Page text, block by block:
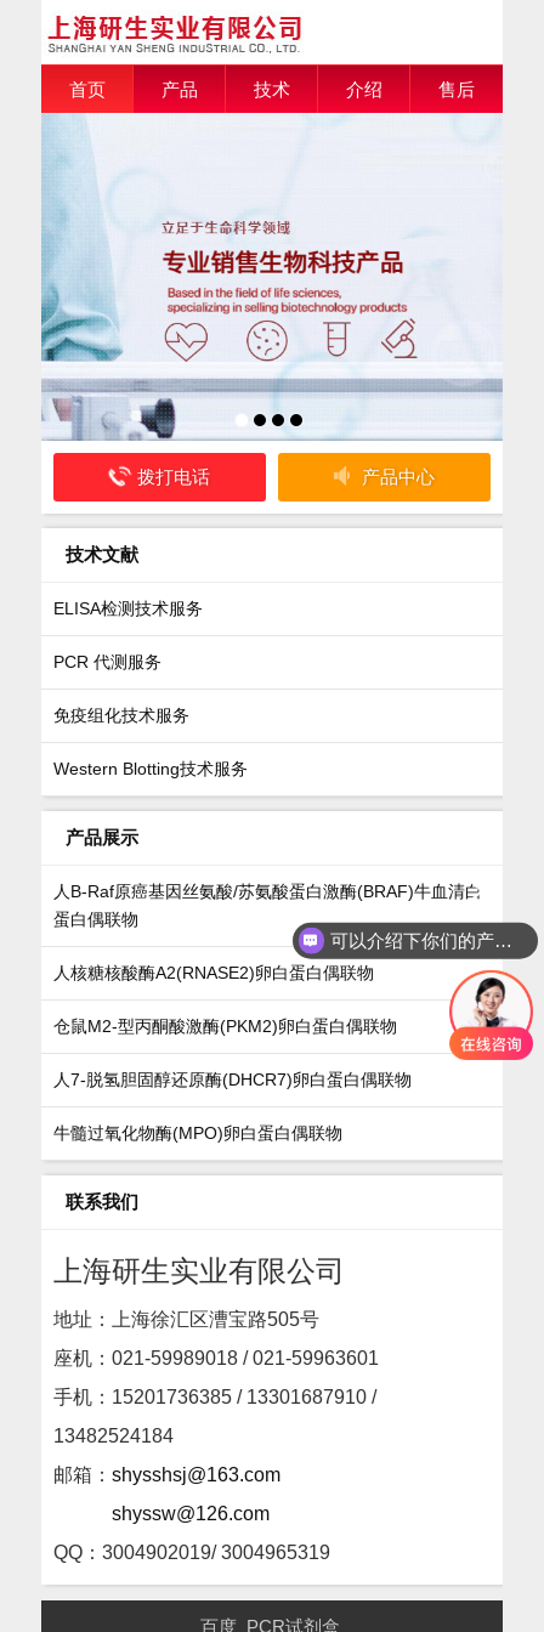
首页 产品 技术 介绍 售后
拨打电话 产品中心
技术文献
ELISA检测技术服务
PCR 代测服务
免疫组化技术服务
Western Blotting技术服务
产品展示
人B-Raf原癌基因丝氨酸/苏氨酸蛋白激酶(BRAF)牛血清白
蛋白偶联物
人核糖核酸酶A2(RNASE2)卵白蛋白偶联物
仓鼠M2-型丙酮酸激酶(PKM2)卵白蛋白偶联物
人7-脱氢胆固醇还原酶(DHCR7)卵白蛋白偶联物
牛髓过氧化物酶(MPO)卵白蛋白偶联物
联系我们
上海研生实业有限公司
地址：上海徐汇区漕宝路505号
座机： 021-59989018 / 021-59963601
手机：15201736385 / 13301687910 /
13482524184
邮箱： shysshsj@163.com
shyssw@126.com
QQ：3004902019/ 3004965319
百度 PCR试剂盒
可以介绍下你们的产品么